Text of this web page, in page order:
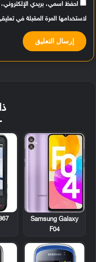
احفظ اسمي، بريدي
لاستخدامها المرة المقبلة في
Samsung Galaxy
F04